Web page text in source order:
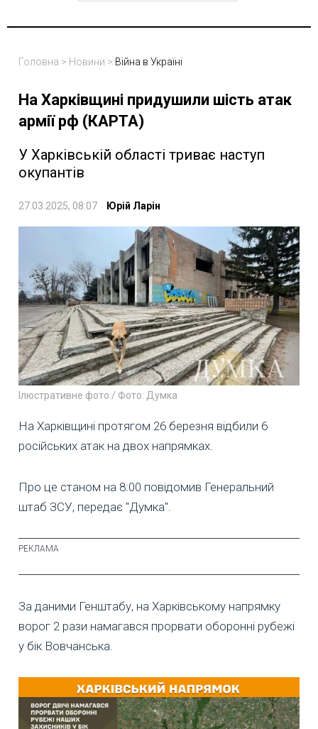
Головна > Новини > Війна в Україні
На Харківщині придушили шість атак
армії рф (КАРТА)
У Харківській області триває наступ
окупантів
27.03.2025, 08:07 Юрій Ларін
Ілюстративне фото / Фото: Думка
На Харківщині протягом 26 березня відбили 6
російських атак на двох напрямках.
Про це станом на 8:00 повідомив Генеральний
штаб ЗСУ, передає "Думка".
За даними Генштабу, на Харківському напрямку
ворог 2 рази намагався прорвати оборонні рубежі
у бік Вовчанська.